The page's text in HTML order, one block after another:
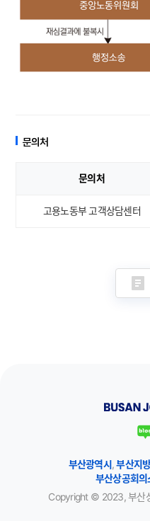
문의처
문의처
고용노동부 고객상담센터
부산광역시 ,부산지
부산상공회의
Copyright © 2023, 부산